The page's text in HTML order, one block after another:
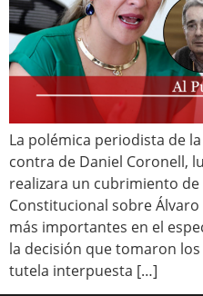
La polémica periodista de
contra de Daniel Coronell,
realizara un cubrimiento
Constitucional sobre
más importantes en el
la decisión que tomaron
tutela interpuesta […]